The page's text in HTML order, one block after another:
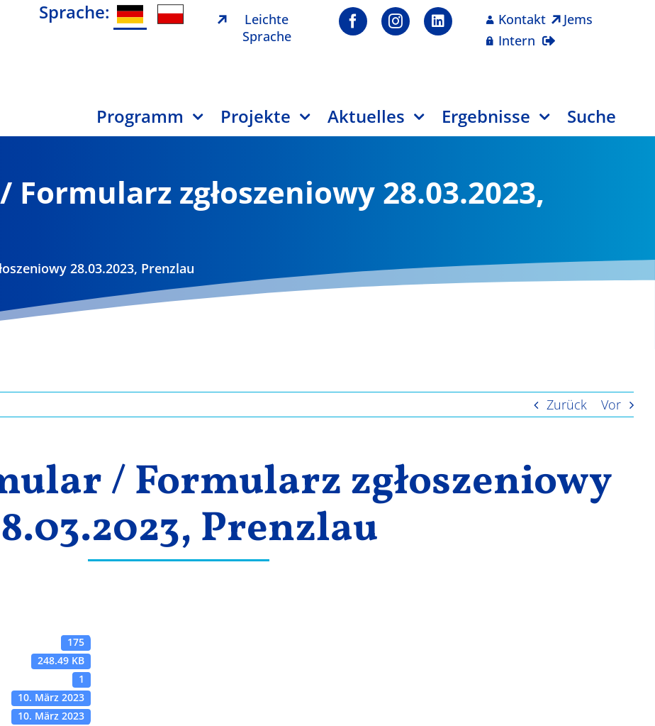
Sprache:
Leichte
Sprache
Kontakt
Jems
Intern
Programm Projekte Aktuelles Ergebnisse Suche
zgłoszeniowy 28.03.2023,
28.03.2023, Prenzlau
Zurück Vor
/ Formularz zgłoszeniowy
Prenzlau
175
248.49 KB
1
10. März 2023
10. März 2023